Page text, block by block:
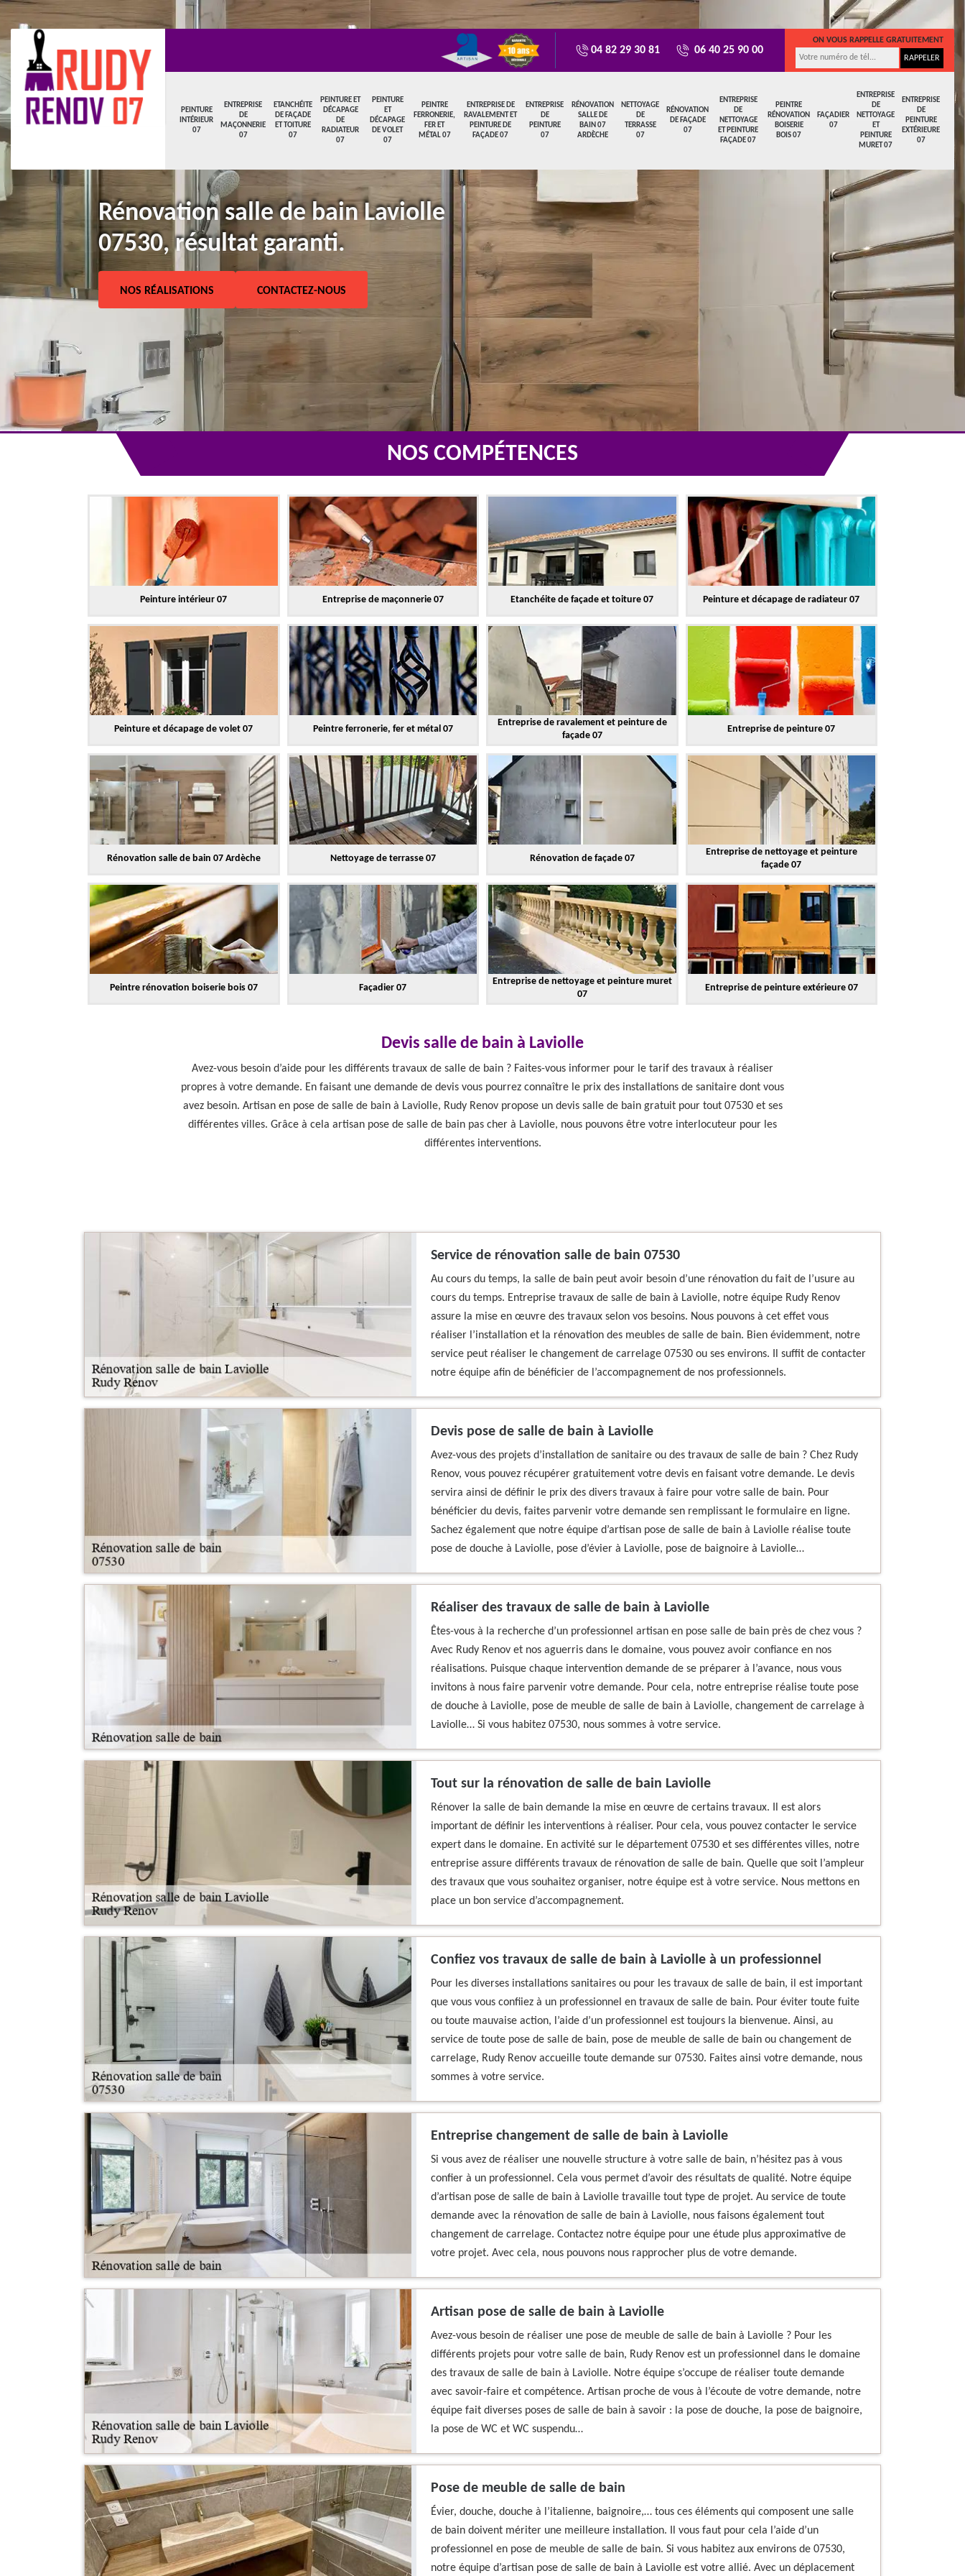
PEINTURE
INTÉRIEUR
07
ENTREPRISE
DE
MAÇONNERIE
07
ETANCHÉITE
DE FAÇADE
ET TOITURE
07
PEINTURE ET
DÉCAPAGE
DE
RADIATEUR
07
PEINTURE
ET
DÉCAPAGE
DE VOLET
07
PEINTRE
FERRONERIE,
FER ET
MÉTAL 07
ENTREPRISE DE
RAVALEMENT ET
PEINTURE DE
FAÇADE 07
ENTREPRISE
DE
PEINTURE
07
RÉNOVATION
SALLE DE
BAIN 07
ARDÈCHE
NETTOYAGE
DE
TERRASSE
07
RÉNOVATION
DE FAÇADE
07
ENTREPRISE
DE
NETTOYAGE
ET PEINTURE
FAÇADE 07
PEINTRE
RÉNOVATION
BOISERIE
BOIS 07
FAÇADIER
07
ENTREPRISE
DE
NETTOYAGE
ET
PEINTURE
MURET 07
ENTREPRISE
DE
PEINTURE
EXTÉRIEURE
07
04 82 29 30 81 06 40 25 90 00
ON VOUS RAPPELLE GRATUITEMENT
Rénovation salle de bain Laviolle
07530, résultat garanti.
NOS RÉALISATIONS CONTACTEZ-NOUS
NOS COMPÉTENCES
Peinture intérieur 07 Entreprise de maçonnerie 07 Etanchéite de façade et toiture 07 Peinture et décapage de radiateur 07
Peinture et décapage de volet 07 Peintre ferronerie, fer et métal 07
Entreprise de ravalement et peinture de
façade 07
Entreprise de peinture 07
Rénovation salle de bain 07 Ardèche Nettoyage de terrasse 07 Rénovation de façade 07
Entreprise de nettoyage et peinture
façade 07
Peintre rénovation boiserie bois 07 Façadier 07
Entreprise de nettoyage et peinture muret
07
Entreprise de peinture extérieure 07
Devis salle de bain à Laviolle
Avez-vous besoin d’aide pour les différents travaux de salle de bain ? Faites-vous informer pour le tarif des travaux à réaliser
propres à votre demande. En faisant une demande de devis vous pourrez connaître le prix des installations de sanitaire dont vous
avez besoin. Artisan en pose de salle de bain à Laviolle, Rudy Renov propose un devis salle de bain gratuit pour tout 07530 et ses
différentes villes. Grâce à cela artisan pose de salle de bain pas cher à Laviolle, nous pouvons être votre interlocuteur pour les
différentes interventions.
Service de rénovation salle de bain 07530
Au cours du temps, la salle de bain peut avoir besoin d’une rénovation du fait de l’usure au
cours du temps. Entreprise travaux de salle de bain à Laviolle, notre équipe Rudy Renov
assure la mise en œuvre des travaux selon vos besoins. Nous pouvons à cet effet vous
réaliser l’installation et la rénovation des meubles de salle de bain. Bien évidemment, notre
service peut réaliser le changement de carrelage 07530 ou ses environs. Il suffit de contacter
notre équipe afin de bénéficier de l’accompagnement de nos professionnels.
Devis pose de salle de bain à Laviolle
Avez-vous des projets d’installation de sanitaire ou des travaux de salle de bain ? Chez Rudy
Renov, vous pouvez récupérer gratuitement votre devis en faisant votre demande. Le devis
servira ainsi de définir le prix des divers travaux à faire pour votre salle de bain. Pour
bénéficier du devis, faites parvenir votre demande sen remplissant le formulaire en ligne.
Sachez également que notre équipe d’artisan pose de salle de bain à Laviolle réalise toute
pose de douche à Laviolle, pose d’évier à Laviolle, pose de baignoire à Laviolle…
Réaliser des travaux de salle de bain à Laviolle
Êtes-vous à la recherche d’un professionnel artisan en pose salle de bain près de chez vous ?
Avec Rudy Renov et nos aguerris dans le domaine, vous pouvez avoir confiance en nos
réalisations. Puisque chaque intervention demande de se préparer à l’avance, nous vous
invitons à nous faire parvenir votre demande. Pour cela, notre entreprise réalise toute pose
de douche à Laviolle, pose de meuble de salle de bain à Laviolle, changement de carrelage à
Laviolle… Si vous habitez 07530, nous sommes à votre service.
Tout sur la rénovation de salle de bain Laviolle
Rénover la salle de bain demande la mise en œuvre de certains travaux. Il est alors
important de définir les interventions à réaliser. Pour cela, vous pouvez contacter le service
expert dans le domaine. En activité sur le département 07530 et ses différentes villes, notre
entreprise assure différents travaux de rénovation de salle de bain. Quelle que soit l’ampleur
des travaux que vous souhaitez organiser, notre équipe est à votre service. Nous mettons en
place un bon service d’accompagnement.
Confiez vos travaux de salle de bain à Laviolle à un professionnel
Pour les diverses installations sanitaires ou pour les travaux de salle de bain, il est important
que vous vous confiiez à un professionnel en travaux de salle de bain. Pour éviter toute fuite
ou toute mauvaise action, l’aide d’un professionnel est toujours la bienvenue. Ainsi, au
service de toute pose de salle de bain, pose de meuble de salle de bain ou changement de
carrelage, Rudy Renov accueille toute demande sur 07530. Faites ainsi votre demande, nous
sommes à votre service.
Entreprise changement de salle de bain à Laviolle
Si vous avez de réaliser une nouvelle structure à votre salle de bain, n’hésitez pas à vous
confier à un professionnel. Cela vous permet d’avoir des résultats de qualité. Notre équipe
d’artisan pose de salle de bain à Laviolle travaille tout type de projet. Au service de toute
demande avec la rénovation de salle de bain à Laviolle, nous faisons également tout
changement de carrelage. Contactez notre équipe pour une étude plus approximative de
votre projet. Avec cela, nous pouvons nous rapprocher plus de votre demande.
Artisan pose de salle de bain à Laviolle
Avez-vous besoin de réaliser une pose de meuble de salle de bain à Laviolle ? Pour les
différents projets pour votre salle de bain, Rudy Renov est un professionnel dans le domaine
des travaux de salle de bain à Laviolle. Notre équipe s’occupe de réaliser toute demande
avec savoir-faire et compétence. Artisan proche de vous à l’écoute de votre demande, notre
équipe fait diverses poses de salle de bain à savoir : la pose de douche, la pose de baignoire,
la pose de WC et WC suspendu…
Pose de meuble de salle de bain
Évier, douche, douche à l’italienne, baignoire,… tous ces éléments qui composent une salle
de bain doivent mériter une meilleure installation. Il vous faut pour cela l’aide d’un
professionnel en pose de meuble de salle de bain. Si vous habitez aux environs de 07530,
notre équipe d’artisan pose de salle de bain à Laviolle est votre allié. Avec un déplacement